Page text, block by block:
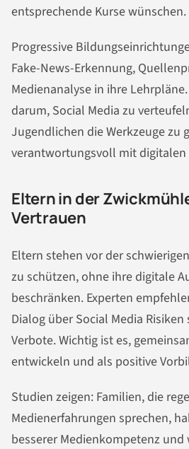
entsprechende Kurse wünschen.
Progressive
Fake-News-Erkennung,
Medienanalyse in ihre
darum, Social Media zu
Jugendlichen die Werkzeuge zu
verantwortungsvoll mit
Eltern in der
Vertrauen
Eltern stehen vor der
zu schützen, ohne ihre digitale
beschränken. Experten
Dialog über Social Media
Verbote. Wichtig ist es,
entwickeln und als positive
Studien zeigen: Familien, die
Medienerfahrungen sprechen,
besserer Medienkompetenz und